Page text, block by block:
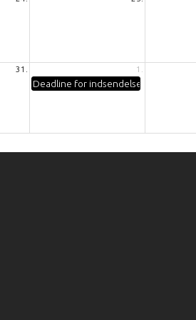
31. 1.
Deadline for indsendelse af materiale